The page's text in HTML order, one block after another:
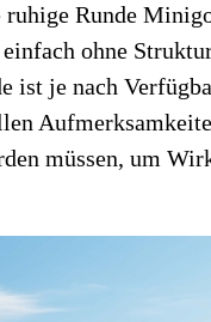
Runde
ohne
ist je nach
müssen, um